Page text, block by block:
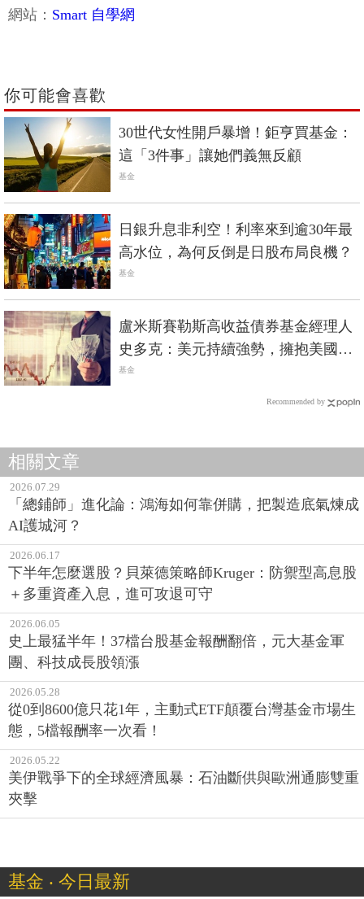
網站： Smart 自學網
你可能會喜歡
30世代女性開戶暴增！鉅亨買基金：
這「3件事」讓她們義無反顧
基金
日銀升息非利空！利率來到逾30年最
高水位，為何反倒是日股布局良機？
基金
盧米斯賽勒斯高收益債券基金經理人
史多克：美元持續強勢，擁抱美國高
收益債
基金
Recommended by
相關文章
2026.07.29
「總鋪師」進化論：鴻海如何靠併購，把製造底氣煉成
AI護城河？
2026.06.17
下半年怎麼選股？貝萊德策略師Kruger：防禦型高息股
＋多重資產入息，進可攻退可守
2026.06.05
史上最猛半年！37檔台股基金報酬翻倍，元大基金軍
團、科技成長股領漲
2026.05.28
從0到8600億只花1年，主動式ETF顛覆台灣基金市場生
態，5檔報酬率一次看！
2026.05.22
美伊戰爭下的全球經濟風暴：石油斷供與歐洲通膨雙重
夾擊
基金 ‧ 今日最新